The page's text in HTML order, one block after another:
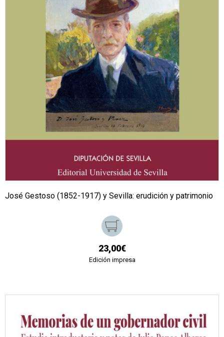
José Gestoso (1852-1917) y Sevilla: erudición y patrimonio
23,00€
Edición impresa